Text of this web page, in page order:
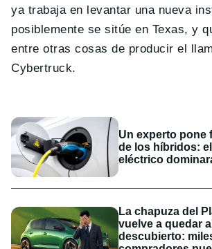
ya trabaja en levantar una nueva
posiblemente se sitúe en Texas, y
entre otras cosas de producir el
Cybertruck.
Un experto pone
de los híbridos:
eléctrico
La chapuza del
vuelve a quedar al
descubierto: